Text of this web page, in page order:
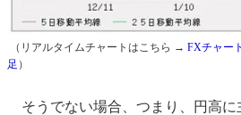
（リアルタイムチャートはこちら → FXチャー
足 ）
そうでない場合、つまり、円高に